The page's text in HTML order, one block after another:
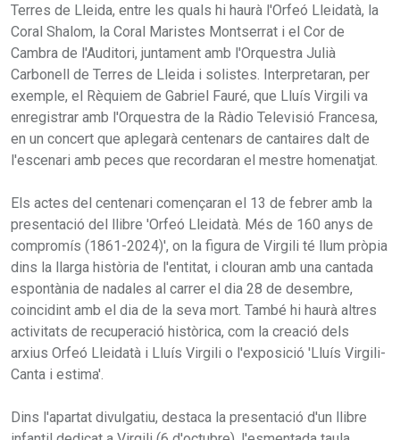
Terres de Lleida, entre les quals hi haurà l'Orfeó Lleidatà, la
Coral Shalom, la Coral Maristes Montserrat i el Cor de
Cambra de l'Auditori, juntament amb l'Orquestra Julià
Carbonell de Terres de Lleida i solistes. Interpretaran, per
exemple, el Rèquiem de Gabriel Fauré, que Lluís Virgili va
enregistrar amb l'Orquestra de la Ràdio Televisió Francesa,
en un concert que aplegarà centenars de cantaires dalt de
l'escenari amb peces que recordaran el mestre homenatjat.
Els actes del centenari començaran el 13 de febrer amb la
presentació del llibre 'Orfeó Lleidatà. Més de 160 anys de
compromís (1861-2024)', on la figura de Virgili té llum pròpia
dins la llarga història de l'entitat, i clouran amb una cantada
espontània de nadales al carrer el dia 28 de desembre,
coincidint amb el dia de la seva mort. També hi haurà altres
activitats de recuperació històrica, com la creació dels
arxius Orfeó Lleidatà i Lluís Virgili o l'exposició 'Lluís Virgili-
Canta i estima'.
Dins l'apartat divulgatiu, destaca la presentació d'un llibre